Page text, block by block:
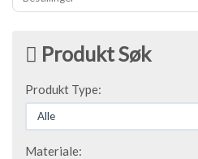
Produkt Søk
Produkt Type:
Materiale: